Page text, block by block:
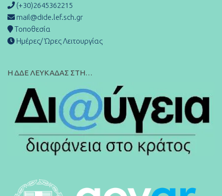
(+30)2645362215
mail@dide.lef.sch.gr
Τοποθεσία
Ημέρες/ Ώρες Λειτουργίας
Η ΔΔΕ ΛΕΥΚΑΔΑΣ ΣΤΗ…